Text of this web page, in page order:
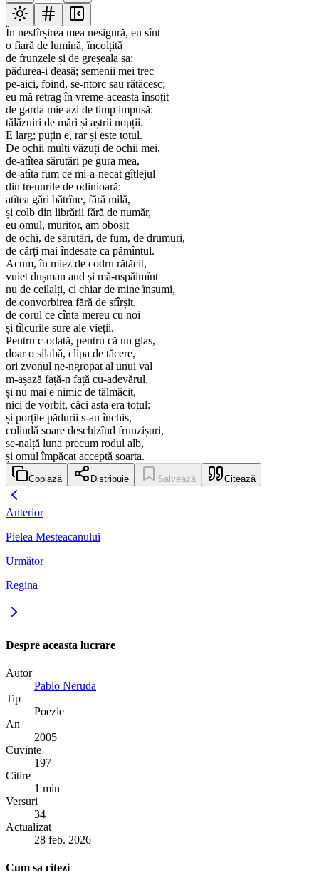
În nesfîrșirea mea nesigură, eu sînt
o fiară de lumină, încolțită
de frunzele și de greșeala sa:
pădurea-i deasă; semenii mei trec
pe-aici, foind, se-ntorc sau rătăcesc;
eu mă retrag în vreme-aceasta însoțit
de garda mie azi de timp impusă:
tălăzuiri de mări și aștrii nopții.
E larg; puțin e, rar și este totul.
De ochii mulți văzuți de ochii mei,
de-atîtea sărutări pe gura mea,
de-atîta fum ce mi-a-necat gîtlejul
din trenurile de odinioară:
atîtea gări bătrîne, fără milă,
și colb din librării fără de număr,
eu omul, muritor, am obosit
de ochi, de sărutări, de fum, de drumuri,
de cărți mai îndesate ca pămîntul.
Acum, în miez de codru rătăcit,
vuiet dușman aud și mă-nspăimînt
nu de ceilalți, ci chiar de mine însumi,
de convorbirea fără de sfîrșit,
de corul ce cînta mereu cu noi
și tîlcurile sure ale vieții.
Pentru c-odată, pentru că un glas,
doar o silabă, clipa de tăcere,
ori zvonul ne-ngropat al unui val
m-așază față-n față cu-adevărul,
și nu mai e nimic de tălmăcit,
nici de vorbit, căci asta era totul:
și porțile pădurii s-au închis,
colindă soare deschizînd frunzișuri,
se-nalță luna precum rodul alb,
și omul împăcat acceptă soarta.
Copiază Distribuie Salvează Citează
Anterior
Pielea Mesteacanului
Următor
Regina
Despre aceasta lucrare
Autor
Pablo Neruda
Tip
Poezie
An
2005
Cuvinte
197
Citire
1 min
Versuri
34
Actualizat
28 feb. 2026
Cum sa citezi